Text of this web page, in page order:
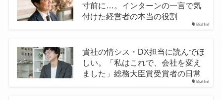
BizHint
寸前に…。インターンの一言で気
付けた経営者の本当の役割
BizHint
貴社の情シス・DX担当に読んでほ
しい。「私はこれで、会社を変え
ました」総務大臣賞受賞者の日常